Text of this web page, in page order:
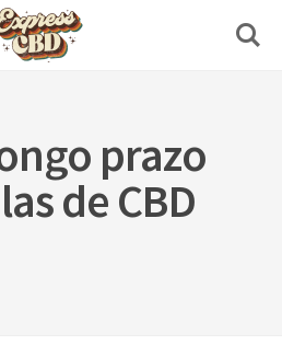
prazo
de CBD